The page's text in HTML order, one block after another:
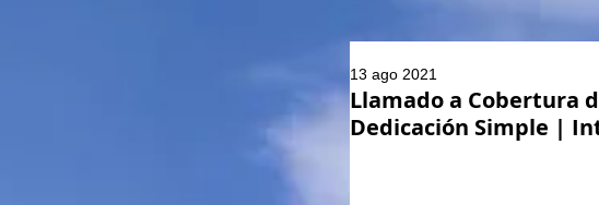
Llamado a Cobertura
Dedicación Simple |
13 ago 2021